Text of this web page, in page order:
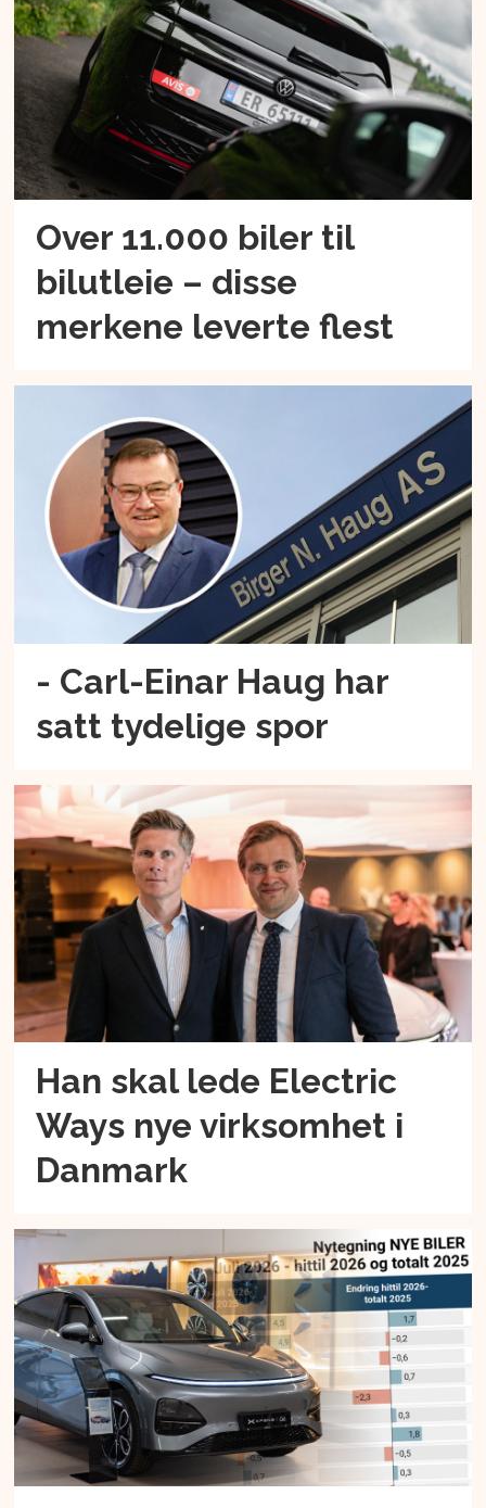
Over 11.000 biler til
bilutleie – disse
merkene leverte flest
- Carl-Einar Haug har
satt tydelige spor
Han skal lede Electric
Ways nye virksomhet i
Danmark